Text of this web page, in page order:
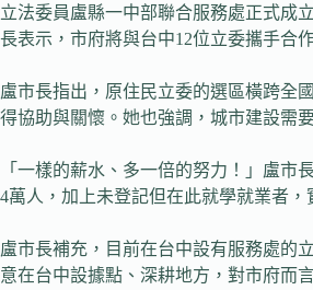
立法委員盧縣一中部聯合服務處正式成
長表示，市府將與台中12位立委攜手合
盧市長指出，原住民立委的選區橫跨全
得協助與關懷。她也強調，城市建設需
「一樣的薪水、多一倍的努力！」盧
4萬人，加上未登記但在此就學就業者
盧市長補充，目前在台中設有服務處的
意在台中設據點、深耕地方，對市府而